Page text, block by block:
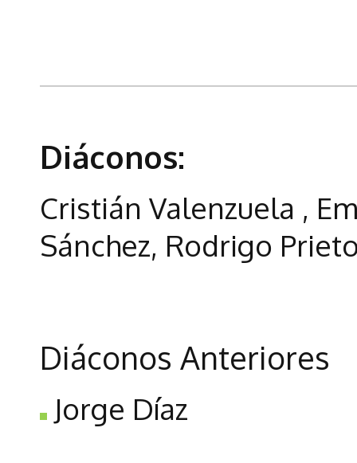
Diáconos:
Cristián Valenzuela ,
Sánchez, Rodrigo
Diáconos Anteriores
Jorge Díaz